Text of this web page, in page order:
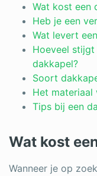
Wat kost een
Heb je een
Wat levert
Hoeveel
dakkapel?
Soort
Het materiaal
Tips bij een
Wat kost
Wanneer je op